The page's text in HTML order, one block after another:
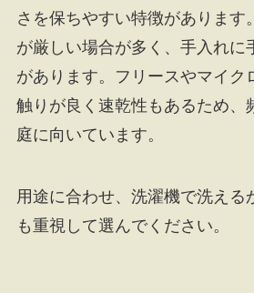
さを保ちやすい特徴があります
が厳しい場合が多く、手入れに
があります。フリースやマイク
触りが良く速乾性もあるため、
庭に向いています。
用途に合わせ、洗濯機で洗える
も重視して選んでください。